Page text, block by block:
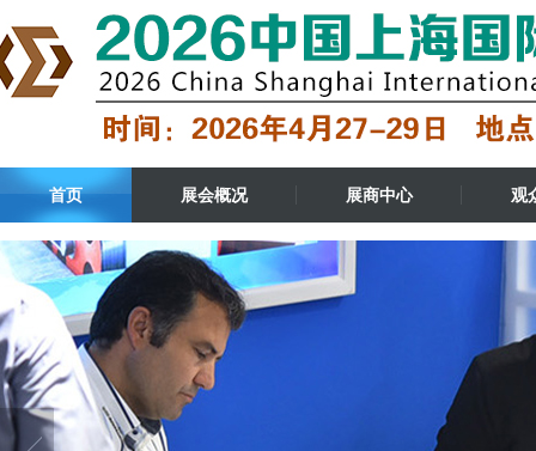
首页 展会概况 展商中心 观